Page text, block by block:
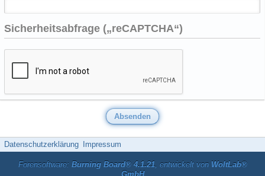
Sicherheitsabfrage („reCAPTCHA“)
Datenschutzerklärung Impressum
Forensoftware: Burning Board® 4.1.21, entwickelt von WoltLab®
GmbH